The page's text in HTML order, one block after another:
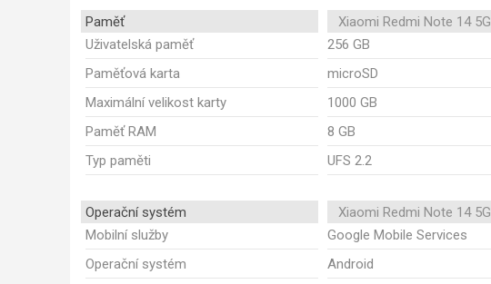
Paměť Xiaomi Redmi Note 14 5G
Uživatelská paměť
256 GB
Paměťová karta
microSD
Maximální velikost karty
1000 GB
Paměť RAM
8 GB
Typ paměti
UFS 2.2
Operační systém Xiaomi Redmi Note 14 5G
Mobilní služby
Google Mobile Services
Operační systém
Android